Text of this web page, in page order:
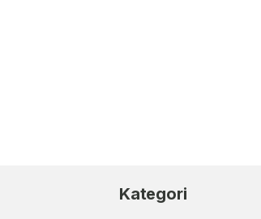
Kategori